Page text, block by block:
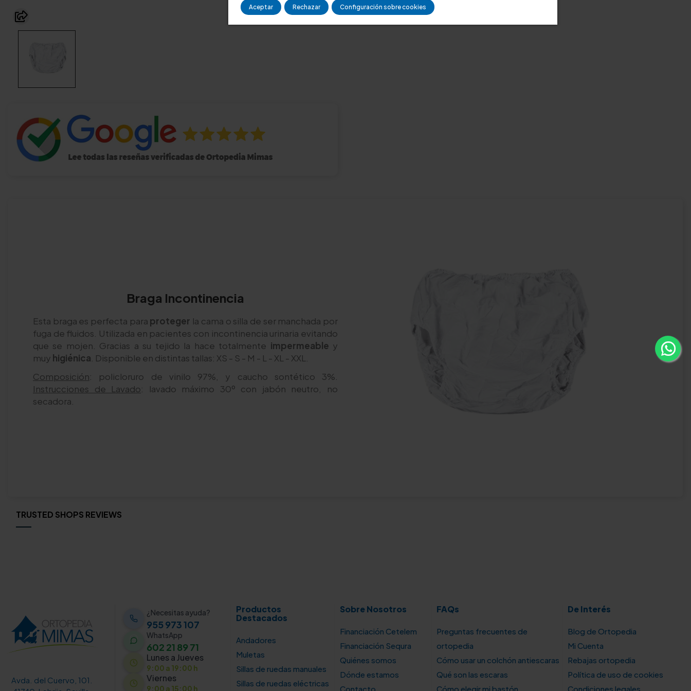
Aceptar Rechazar Configuración sobre cookies
plazo de entrega
Braga Incontinencia
Esta braga es perfecta para proteger la cama o silla de ser manchada por
fuga de fluidos. Utilizada en pacientes con incontinencia urinaria evitando
que se mojen. Gracias a su tejido la hace totalmente impermeable y
muy higiénica . Disponible en distintas tallas: XS - S - M - L - XL - XXL.
Composición: policloruro de vinilo 97%, y caucho sontético 3%.
Instrucciones de Lavado: lavado máximo 30º con jabón neutro, no
secadora.
TRUSTED SHOPS REVIEWS
Avda. del Cuervo, 101.
¿Necesitas ayuda?
955 973 107
WhatsApp
602 21 89 71
Lunes a Jueves
9:00 a 19:00 h
Viernes
9:00 a 15:00 h
Productos
Destacados
Andadores
Muletas
Sillas de ruedas manuales
Sillas de ruedas eléctricas
Sobre Nosotros
Financiación Cetelem
Financiación Sequra
Quiénes somos
Dónde estamos
Contacto
FAQs
Preguntas frecuentes de
ortopedia
Cómo usar un colchón antiescaras
Qué son las escaras
Cómo elegir mi bastón
De Interés
Blog de Ortopedia
Mi Cuenta
Rebajas ortopedia
Política de uso de cookies
Condiciones legales